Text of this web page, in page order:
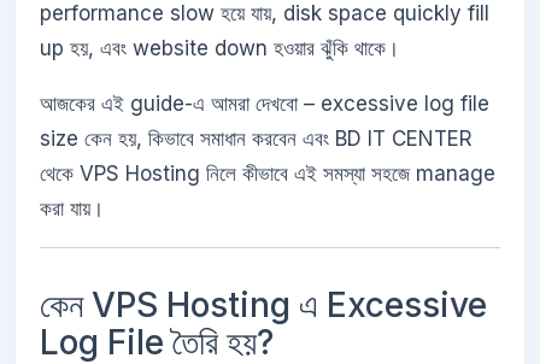
performance slow হয়ে যায়, disk space quickly fill
up হয়, এবং website down হওয়ার ঝুঁকি থাকে।
আজকের এই guide-এ আমরা দেখবো – excessive log file
size কেন হয়, কিভাবে সমাধান করবেন এবং BD IT CENTER
থেকে VPS Hosting নিলে কীভাবে এই সমস্যা সহজে manage
করা যায়।
কেন VPS Hosting এ Excessive
Log File তৈরি হয়?